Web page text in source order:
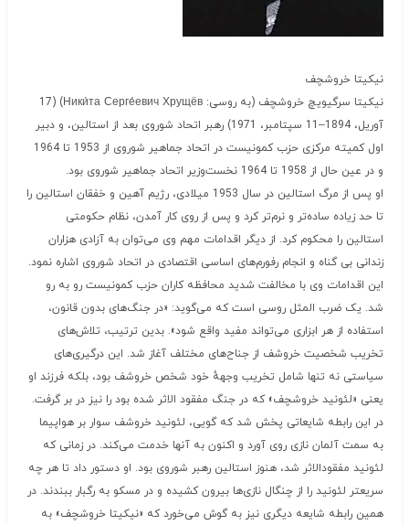
نیکیتا خروشچف
نیکیتا سرگیویچ خروشچف (به روسی: Ники́та Серге́евич Хрущёв) ‏(17
آوریل، 1894–11 سپتامبر، 1971) رهبر اتحاد شوروی بعد از استالین، و دبیر
اول کمیته مرکزی حزب کمونیست در اتحاد جماهیر شوروی از 1953 تا 1964
و در عین حال از 1958 تا 1964 نخست‌وزیر اتحاد جماهیر شوروی بود.
او پس از مرگ استالین در سال 1953 میلادی، رژیم آهین و خفقان استالین را
تا حد زیاده ساده‌تر و نرم‌تر کرد و پس از روی کار آمدن، نظام حکومتی
استالین را محکوم کرد. از دیگر اقدامات مهم وی می‌توان به آزادی هزاران
زندانی بی گناه و انجام رفورم‌های اساسی اقتصادی در اتحاد شوروی اشاره نمود.
این اقدامات وی با مخالفت شدید محافظه کاران حزب کمونیست رو به رو
شد. یک ضرب المثل روسی است که می‌گوید: «در جنگ‌های بدون قانون،
استفاده از هر ابزاری می‌تواند مفید واقع شود». بدین ترتیب، تلاش‌های
تخریب شخصیت خروشف از جناح‌های مختلف آغاز شد. این درگیری‌های
سیاستی نه تنها شامل تخریب وجههٔ خود شخص خروشف بود، بلکه فرزند او
یعنی «لئونید خروشچف» که در جنگ مفقود الاثر شده بود را نیز در بر گرفت.
در این رابطه شایعاتی پخش شد که گویی، لئونید خروشف سوار بر هواپیما
به سمت آلمان نازی روی آورد و اکنون به آنها خدمت می‌کند. در زمانی که
لئونید مفقودالاثر شد، هنوز استالین رهبر شوروی بود. او دستور داد تا هر چه
سریعتر لئونید را از چنگال نازی‌ها بیرون کشیده و در مسکو به رگبار ببندند. در
همین رابطه شایعه دیگری نیز به گوش می‌خورد که «نیکیتا خروشچف» به